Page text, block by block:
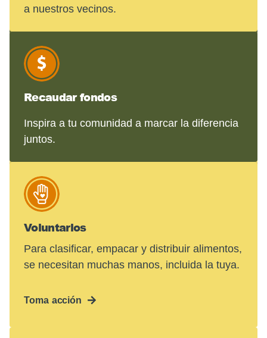
a nuestros vecinos.
Recaudar fondos
Inspira a tu comunidad a marcar la diferencia
juntos.
Voluntarios
Para clasificar, empacar y distribuir alimentos,
se necesitan muchas manos, incluida la tuya.
Toma acción